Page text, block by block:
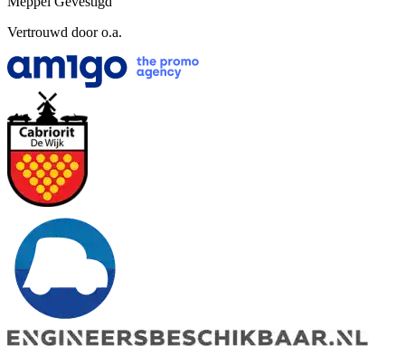
Vertrouwd door o.a.